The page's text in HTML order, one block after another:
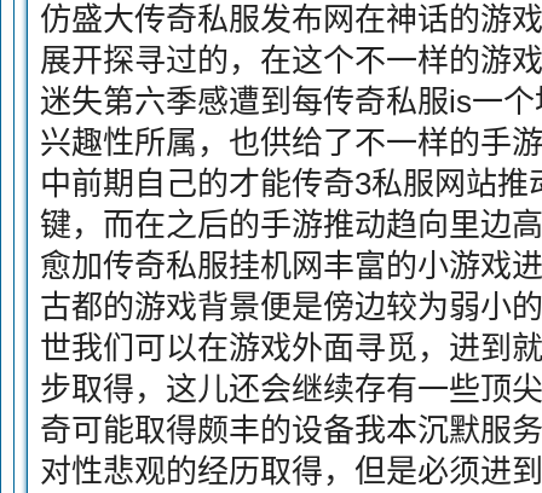
仿盛大传奇私服发布网在神话的游
展开探寻过的，在这个不一样的游
迷失第六季感遭到每传奇私服is一
兴趣性所属，也供给了不一样的手
中前期自己的才能传奇3私服网站
键，而在之后的手游推动趋向里边
愈加传奇私服挂机网丰富的小游戏
古都的游戏背景便是傍边较为弱小
世我们可以在游戏外面寻觅，进到
步取得，这儿还会继续存有一些顶
奇可能取得颇丰的设备我本沉默服
对性悲观的经历取得，但是必须进